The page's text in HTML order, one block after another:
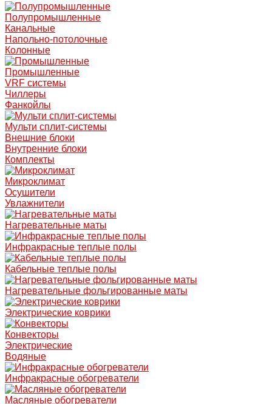
Полупромышленные
Канальные
Напольно-потолочные
Колонные
Промышленные
VRF системы
Чиллеры
Фанкойлы
Мульти сплит-системы
Внешние блоки
Внутренние блоки
Комплекты
Микроклимат
Осушители
Увлажнители
Нагревательные маты
Инфракрасные теплые полы
Кабельные теплые полы
Нагревательные фольгированные маты
Электрические коврики
Конвекторы
Электрические
Водяные
Инфракрасные обогреватели
Масляные обогреватели